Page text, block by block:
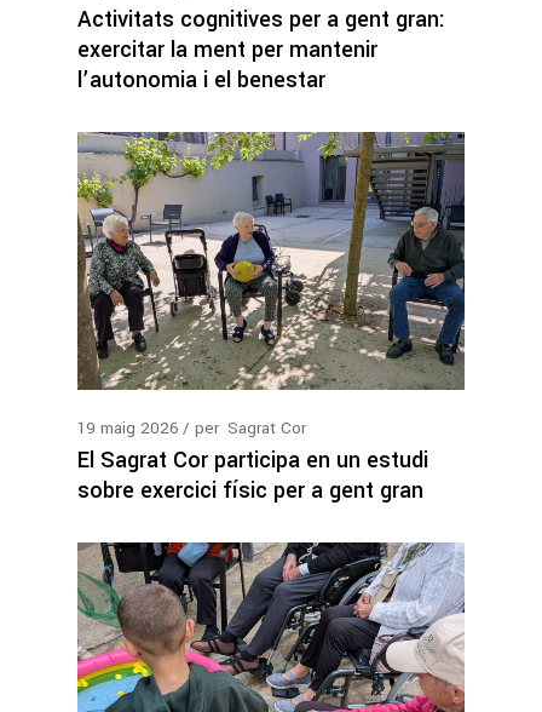
Activitats cognitives per a gent gran:
exercitar la ment per mantenir
l’autonomia i el benestar
19 maig 2026 per Sagrat Cor
El Sagrat Cor participa en un estudi
sobre exercici físic per a gent gran